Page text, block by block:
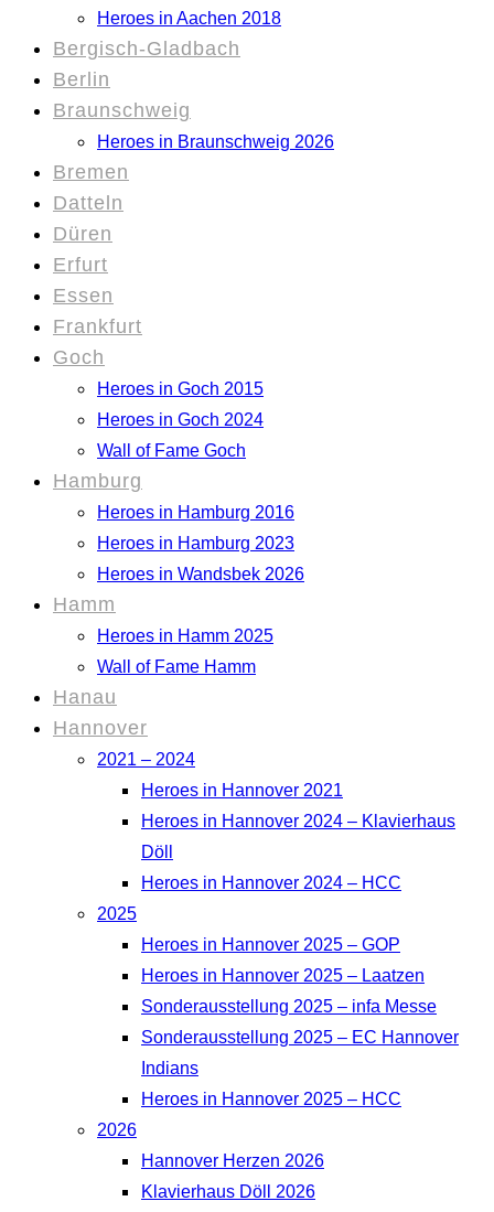
Heroes in Aachen 2018
Bergisch-Gladbach
Berlin
Braunschweig
Heroes in Braunschweig 2026
Bremen
Datteln
Düren
Erfurt
Essen
Frankfurt
Goch
Heroes in Goch 2015
Heroes in Goch 2024
Wall of Fame Goch
Hamburg
Heroes in Hamburg 2016
Heroes in Hamburg 2023
Heroes in Wandsbek 2026
Hamm
Heroes in Hamm 2025
Wall of Fame Hamm
Hanau
Hannover
2021 – 2024
Heroes in Hannover 2021
Heroes in Hannover 2024 – Klavierhaus
Döll
Heroes in Hannover 2024 – HCC
2025
Heroes in Hannover 2025 – GOP
Heroes in Hannover 2025 – Laatzen
Sonderausstellung 2025 – infa Messe
Sonderausstellung 2025 – EC Hannover
Indians
Heroes in Hannover 2025 – HCC
2026
Hannover Herzen 2026
Klavierhaus Döll 2026